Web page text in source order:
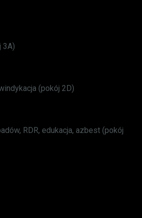
3A)
(pokój 2D)
RDR, edukacja, azbest (pokój